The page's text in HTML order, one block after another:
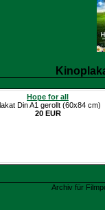
Hope for all
Din A1 gerollt (60x84 cm)
20 EUR
Archiv für